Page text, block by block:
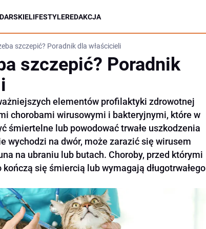
LIFESTYLEREDAKCJA
szczepić? Poradnik dla właścicieli
szczepić? Poradnik
elementów profilaktyki zdrowotnej
chorobami wirusowymi i bakteryjnymi, które w
śmiertelne lub powodować trwałe uszkodzenia
wychodzi na dwór, może zarazić się wirusem
na ubraniu lub butach. Choroby, przed którymi
się śmiercią lub wymagają długotrwałego